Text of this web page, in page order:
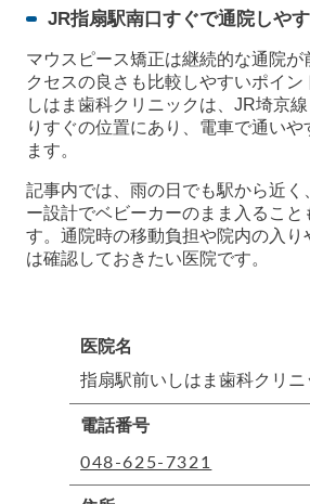
JR指扇駅南口すぐで通院しや
マウスピース矯正は継続的な通院が
クセスの良さも比較しやすいポイ
しはま歯科クリニックは、JR埼京
りすぐの位置にあり、電車で通い
ます。
記事内では、雨の日でも駅から近く
ー設計でベビーカーのまま入ること
す。通院時の移動負担や院内の入り
は確認しておきたい医院です。
医院名
指扇駅前いしはま歯科クリニ
電話番号
048-625-7321